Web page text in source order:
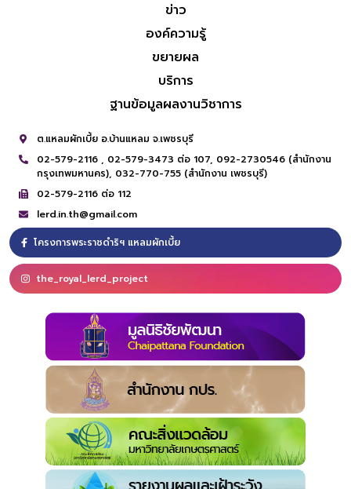
ข่าว
องค์ความรู้
ขยายผล
บริการ
ฐานข้อมูลผลงานวิชาการ
ต.แหลมผักเบี้ย อ.บ้านแหลม จ.เพชรบุรี
02-579-2116 , 02-579-3473 ต่อ 107, 092-2730546 (สำนักงาน
กรุงเทพมหานคร), 032-770-755 (สำนักงาน เพชรบุรี)
02-579-2116 ต่อ 112
lerd.in.th@gmail.com
โครงการพระราชดำริฯ แหลมผักเบี้ย
the_royal_lerd_project